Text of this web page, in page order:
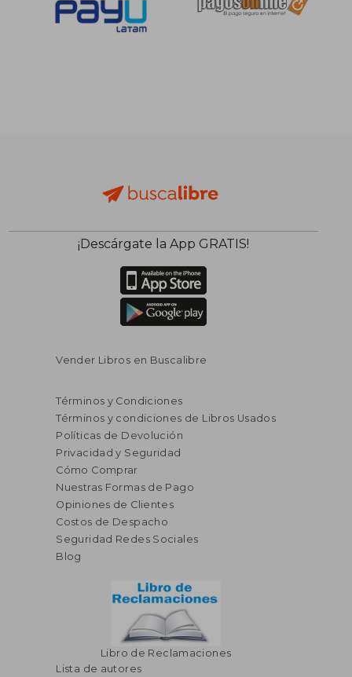
¡Descárgate la App GRATIS!
Vender Libros en Buscalibre
Términos y Condiciones
Términos y condiciones de Libros Usados
Políticas de Devolución
Privacidad y Seguridad
Cómo Comprar
Nuestras Formas de Pago
Opiniones de Clientes
Costos de Despacho
Seguridad Redes Sociales
Blog
Libro de Reclamaciones
Lista de autores